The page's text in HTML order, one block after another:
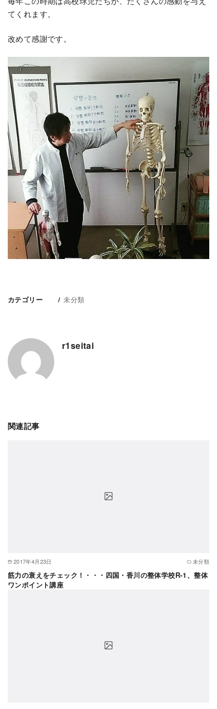
てくれます。
改めて感謝です。
カテゴリー 未分類
r1seitai
関連記事
2017年4月23日 未分類
筋力の衰えをチェック！・・・四国・香川の整体学校R-1、整体
ワンポイント講座